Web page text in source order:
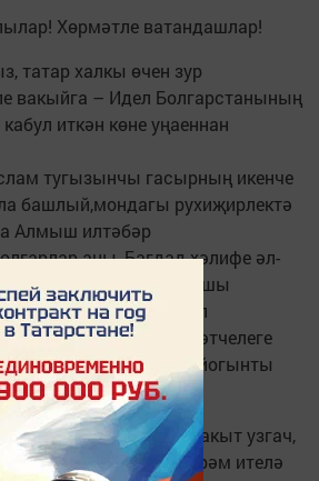
Хөрмәтле ватандашлар!
татар халкы өчен зур
вакыйга – Идел Болгарстанының
иткән көне уңаеннан
тугызынчы гасырның икенче
башлый,мондагы рухиҗирлектә
Алмыш илтәбәр
аны, Багдад хәлифе әл-
турыдан-туры катнашы
кабул итә. Бу хәл
сайлавына, дәүләтчелеге
гаять җитди йогынты
унбер гасырга якын вакыт узгач,
100 ел тулу бәйрәм ителә